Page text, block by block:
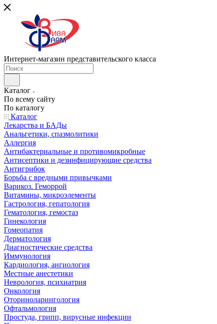
Интернет-магазин представительского класса
Каталог
По всему сайту
По каталогу
Каталог
Лекарства и БАДы
Анальгетики, спазмолитики
Аллергия
Антибактериальные и противомикробные
Антисептики и дезинфицирующие средства
Антигрибок
Борьба с вредными привычками
Варикоз. Геморрой
Витамины, микроэлементы
Гастрология, гепатология
Гематология, гемостаз
Гинекология
Гомеопатия
Дерматология
Диагностические средства
Иммунология
Кардиология, ангиология
Местные анестетики
Неврология, психиатрия
Онкология
Оториноларингология
Офтальмология
Простуда, грипп, вирусные инфекции